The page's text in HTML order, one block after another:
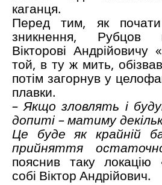
каганця.
Перед тим, як почати
зникнення, Рубцов
Вікторові Андрійовичу
той, в ту ж мить,
потім загорнув у
плавки.
– Якщо зловлять і
допиті – матиму
Це буде як крайній
прийняття
пояснив таку локацію
собі Віктор Андрійович.